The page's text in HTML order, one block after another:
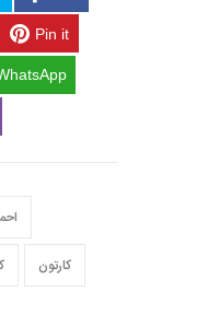
Pin it
کارتون